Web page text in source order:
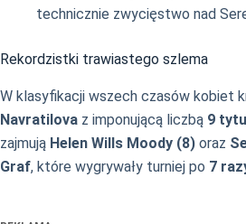
technicznie zwycięstwo nad
Rekordzistki trawiastego szlema
W klasyfikacji wszech czasów kobiet
Navratilova z imponującą liczbą 9
zajmują Helen Wills Moody (8) oraz
Graf, które wygrywały turniej po 7